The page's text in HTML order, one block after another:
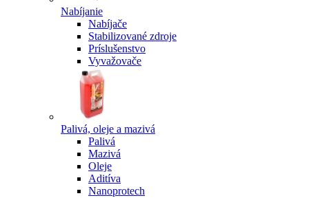
Nabíjanie
Nabíjače
Stabilizované zdroje
Príslušenstvo
Vyvažovače
Palivá, oleje a mazivá
Palivá
Mazivá
Oleje
Aditíva
Nanoprotech